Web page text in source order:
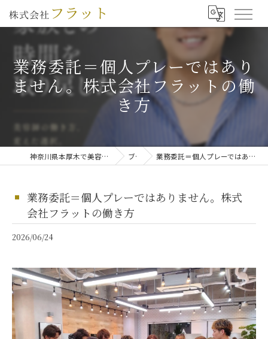
業務委託＝個人プレーではあり
ません。株式会社フラットの働
き方
神奈川県本厚木で美容師の求人なら株式会社フラット ブログ 業務委託＝個人プレーではありません。株式会社フラットの働き方
業務委託＝個人プレーではありません。株式
会社フラットの働き方
2026/06/24